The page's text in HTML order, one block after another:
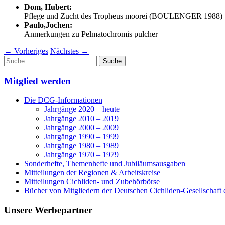
Dom, Hubert:
Pflege und Zucht des Tropheus moorei (BOULENGER 1988)
Paulo,Jochen:
Anmerkungen zu Pelmatochromis pulcher
← Vorheriges Nächstes →
Suche
nach:
Mitglied werden
Die DCG-Informationen
Jahrgänge 2020 – heute
Jahrgänge 2010 – 2019
Jahrgänge 2000 – 2009
Jahrgänge 1990 – 1999
Jahrgänge 1980 – 1989
Jahrgänge 1970 – 1979
Sonderhefte, Themenhefte und Jubiläumsausgaben
Mitteilungen der Regionen & Arbeitskreise
Mitteilungen Cichliden- und Zubehörbörse
Bücher von Mitgliedern der Deutschen Cichliden-Gesellschaft
Unsere Werbepartner